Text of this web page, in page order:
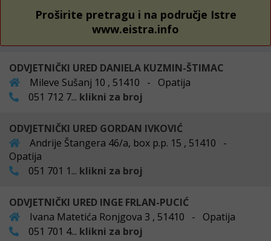
Proširite pretragu i na područje Istre
www.eistra.info
ODVJETNIČKI URED DANIELA KUZMIN-ŠTIMAC
Mileve Sušanj 10 , 51410 - Opatija
051 712 7... klikni za broj
ODVJETNIČKI URED GORDAN IVKOVIĆ
Andrije Štangera 46/a, box p.p. 15 , 51410 -
Opatija
051 701 1... klikni za broj
ODVJETNIČKI URED INGE FRLAN-PUCIĆ
Ivana Matetića Ronjgova 3 , 51410 - Opatija
051 701 4... klikni za broj